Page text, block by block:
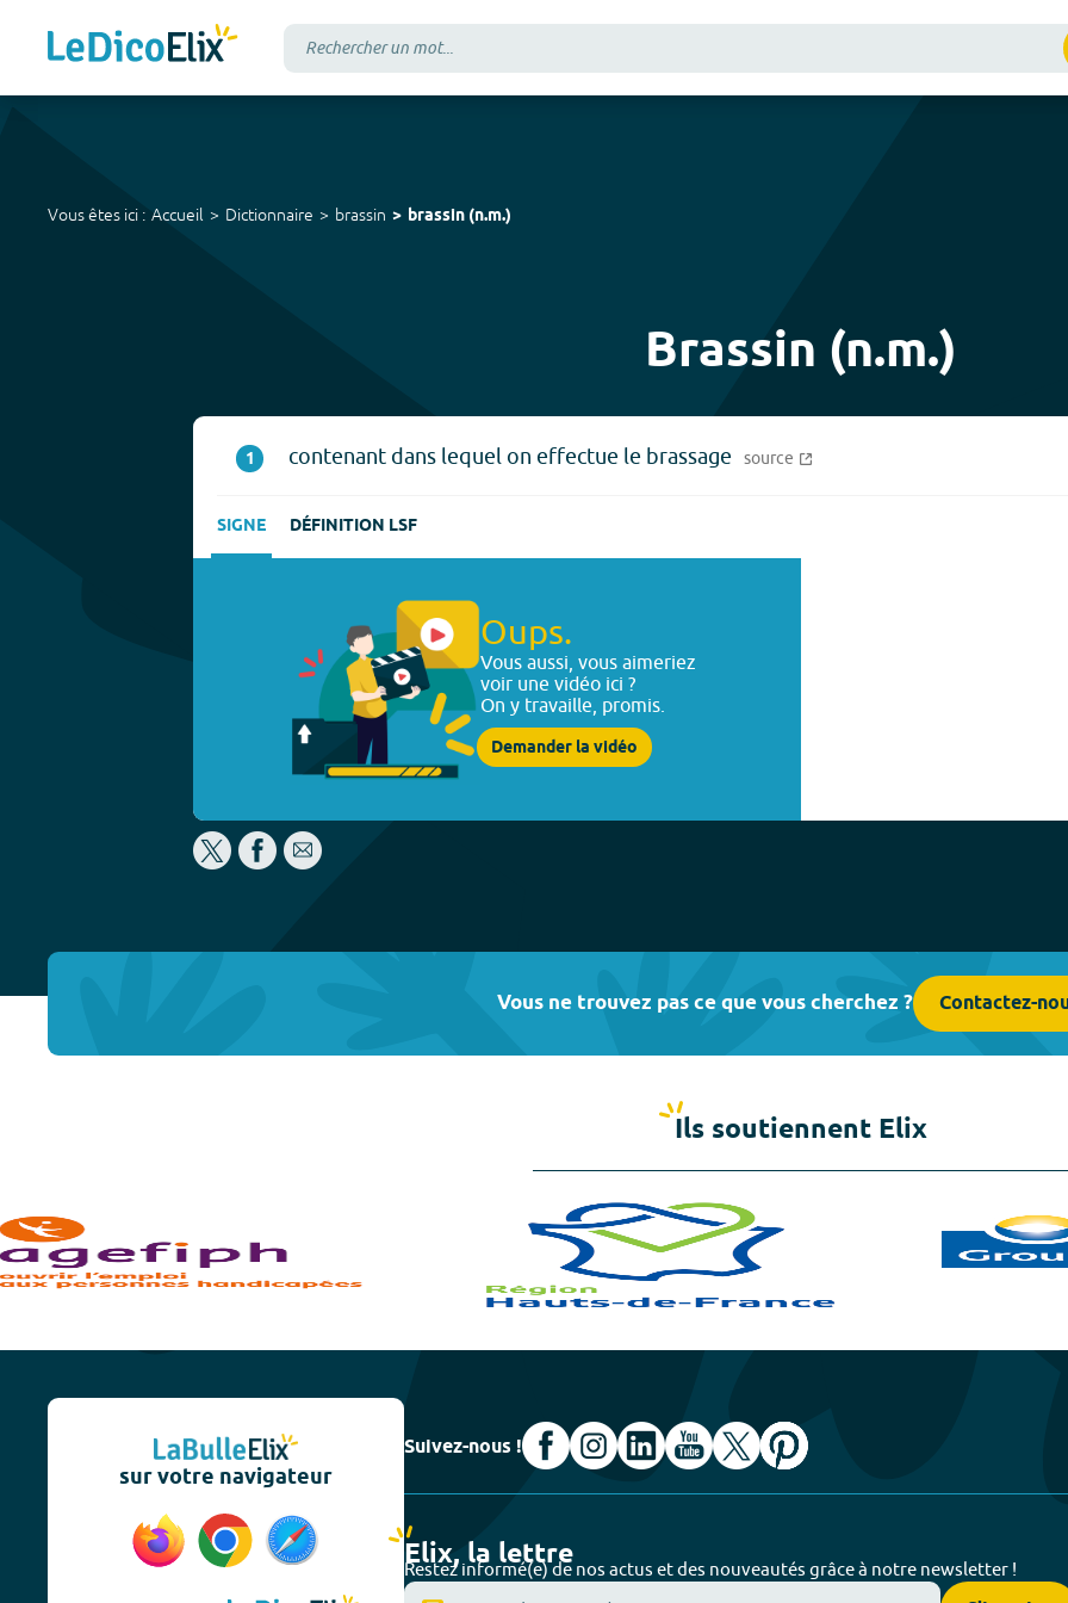
Vous êtes ici : Accueil Dictionnaire brassin brassin (n.m.)
Brassin (n.m.)
1 contenant dans lequel on effectue le brassage source
SIGNE DÉFINITION LSF
Oups.
Vous aussi, vous aimeriez
voir une vidéo ici ?
On y travaille, promis.
Demander la vidéo
Vous ne trouvez pas ce que vous cherchez ? Contactez-
Ils soutiennent Elix
sur votre navigateur
Suivez-nous !
Elix, la lettre
Restez informé(e) de nos actus et des nouveautés grâce à notre newsletter !